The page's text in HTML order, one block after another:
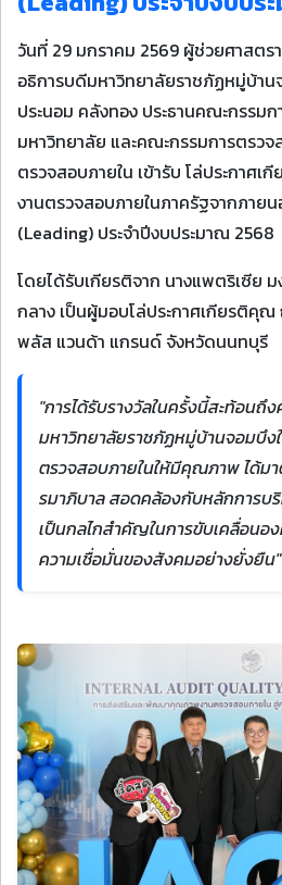
วันที่ 29 มกราคม 2569 ผู้ช่วยศาสต
อธิการบดีมหาวิทยาลัยราชภัฏหมู่บ้า
ประนอม คลังทอง ประธานคณะกรรม
มหาวิทยาลัย และคณะกรรมการตรวจ
ตรวจสอบภายใน เข้ารับ โล่ประกาศ
งานตรวจสอบภายในภาครัฐจากภาย
(Leading) ประจำปีงบประมาณ 2568
โดยได้รับเกียรติจาก นางแพตริเซี
กลาง เป็นผู้มอบโล่ประกาศเกียรติคุณ
พลัส แวนด้า แกรนด์ จังหวัดนนทบุรี
"การได้รับรางวัลในครั้งนี้สะท้อนถึ
มหาวิทยาลัยราชภัฏหมู่บ้านจอมบึ
ตรวจสอบภายในให้มีคุณภาพ ได้มา
รมาภิบาล สอดคล้องกับหลักการบ
เป็นกลไกสำคัญในการขับเคลื่อนอ
ความเชื่อมั่นของสังคมอย่างยั่งยืน"